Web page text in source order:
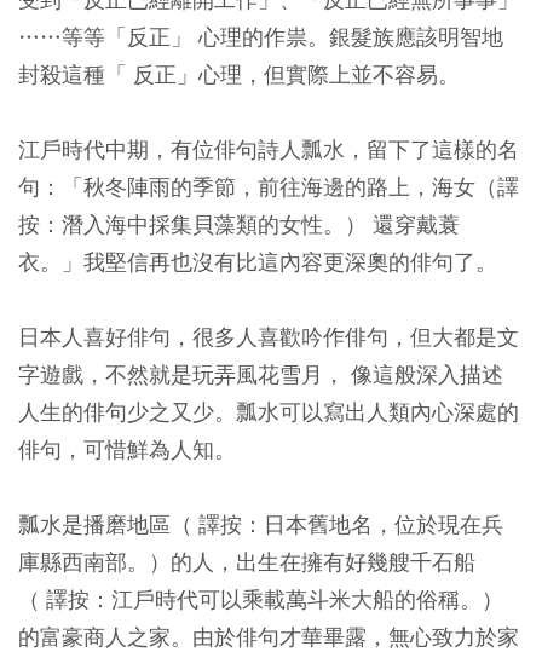
……等等「反正」 心理的作祟。銀髮族應該明智地
封殺這種「 反正」心理，但實際上並不容易。
江戶時代中期，有位俳句詩人瓢水，留下了這樣的名
句：
「秋冬陣雨的季節，前往海邊的路上，海女（譯
按：潛入海中採集貝藻類的女性。） 還穿戴蓑
衣。」 我堅信再也沒有比這內容更深奧的俳句了。
日本人喜好俳句，很多人喜歡吟作俳句，但大都是文
字遊戲，不然就是玩弄風花雪月， 像這般深入描述
人生的俳句少之又少。瓢水可以寫出人類內心深處的
俳句，可惜鮮為人知。
瓢水是播磨地區（ 譯按：日本舊地名，位於現在兵
庫縣西南部。）的人，出生在擁有好幾艘千石船
（ 譯按：江戶時代可以乘載萬斗米大船的俗稱。）
的富豪商人之家。由於俳句才華畢露，無心致力於家